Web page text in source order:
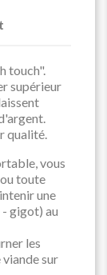
touch".
supérieur
qualité.
vous
toute
une
gigot) au
les
sur